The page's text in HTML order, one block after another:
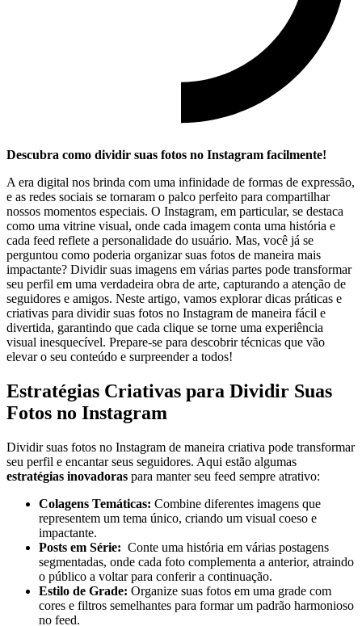
Descubra como dividir suas fotos no Instagram facilmente!
A era digital nos brinda com uma infinidade de formas de expressão,
e as ‍redes sociais se ⁢tornaram o palco perfeito para compartilhar
nossos momentos especiais. O Instagram, em particular,⁣ se destaca
como uma vitrine visual, ⁤onde cada imagem⁤ conta uma história⁢ e⁢
cada feed reflete a personalidade do usuário. Mas,​ você já se
perguntou como poderia‍ organizar suas ⁤fotos de maneira mais‌
impactante? Dividir⁣ suas⁤ imagens em várias partes pode transformar
seu perfil em uma verdadeira obra ‌de arte, capturando a atenção ‌de
seguidores e amigos. Neste artigo, vamos explorar dicas ⁤práticas​ e⁣
criativas para dividir suas fotos no Instagram de ​maneira fácil e
divertida, ​garantindo que cada clique se torne uma experiência
visual inesquecível. Prepare-se para descobrir⁢ técnicas que vão
elevar o seu conteúdo‍ e surpreender‍ a todos!
Estratégias ⁢Criativas para Dividir Suas
Fotos no Instagram
Dividir suas fotos no Instagram de maneira​ criativa pode transformar
seu perfil e encantar seus seguidores. Aqui estão ⁣algumas
estratégias inovadoras ⁢para‌ manter seu⁢ feed sempre⁣ atrativo:
Colagens‍ Temáticas: Combine diferentes ​imagens que
representem um tema único, criando um ⁤visual coeso⁤ e
⁣impactante.
Posts em Série: ​ Conte​ uma história em várias postagens
segmentadas, ⁢onde cada foto⁣ complementa a anterior, atraindo
o‍ público a voltar ⁤para conferir a continuação.
Estilo‌ de Grade: Organize suas fotos em uma grade com
cores e filtros semelhantes para formar um padrão harmonioso
no feed.